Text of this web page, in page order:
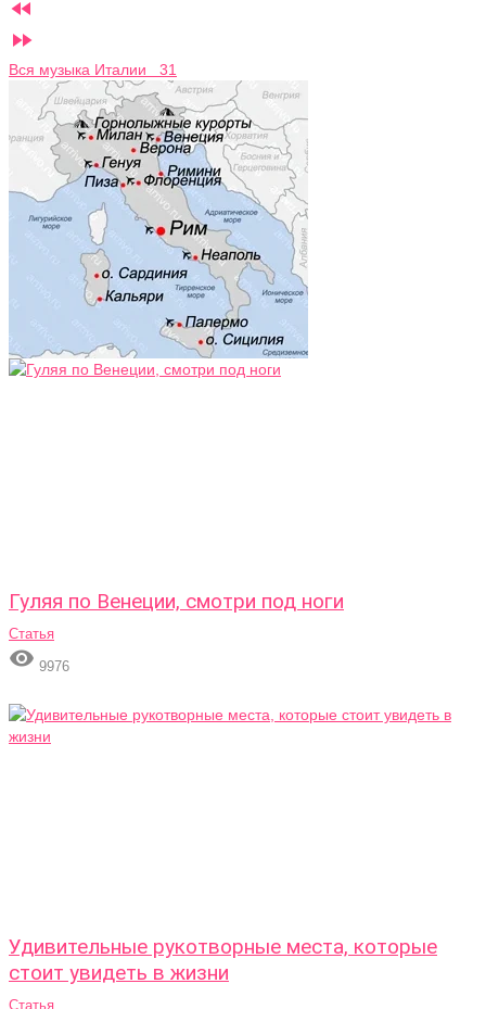


Вся музыка Италии 31
Гуляя по Венеции, смотри под ноги
Статья
 9976
Удивительные рукотворные места, которые
стоит увидеть в жизни
Статья